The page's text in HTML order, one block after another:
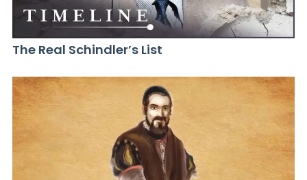
The Real Schindler’s List